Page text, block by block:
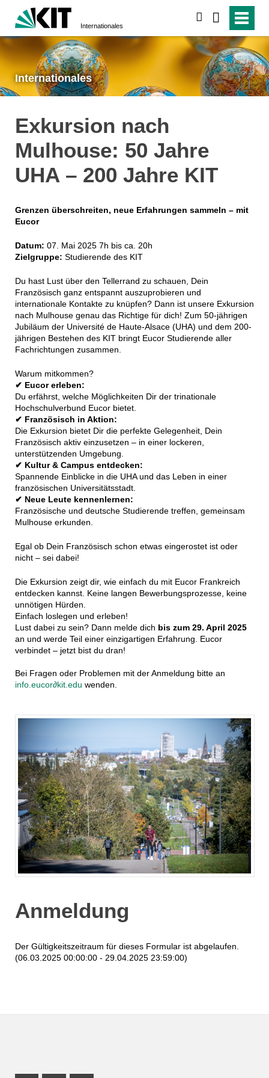
Internationales
Internationales
Exkursion nach
Mulhouse: 50 Jahre
UHA – 200 Jahre KIT
Grenzen überschreiten, neue Erfahrungen sammeln – mit
Eucor
Datum: 07. Mai 2025 7h bis ca. 20h
Zielgruppe: Studierende des KIT
Du hast Lust über den Tellerrand zu schauen, Dein
Französisch ganz entspannt auszuprobieren und
internationale Kontakte zu knüpfen? Dann ist unsere Exkursion
nach Mulhouse genau das Richtige für dich! Zum 50-jährigen
Jubiläum der Université de Haute-Alsace (UHA) und dem 200-
jährigen Bestehen des KIT bringt Eucor Studierende aller
Fachrichtungen zusammen.
Warum mitkommen?
✔ Eucor erleben:
Du erfährst, welche Möglichkeiten Dir der trinationale
Hochschulverbund Eucor bietet.
✔ Französisch in Aktion:
Die Exkursion bietet Dir die perfekte Gelegenheit, Dein
Französisch aktiv einzusetzen – in einer lockeren,
unterstützenden Umgebung.
✔ Kultur & Campus entdecken:
Spannende Einblicke in die UHA und das Leben in einer
französischen Universitätsstadt.
✔ Neue Leute kennenlernen:
Französische und deutsche Studierende treffen, gemeinsam
Mulhouse erkunden.
Egal ob Dein Französisch schon etwas eingerostet ist oder
nicht – sei dabei!
Die Exkursion zeigt dir, wie einfach du mit Eucor Frankreich
entdecken kannst. Keine langen Bewerbungsprozesse, keine
unnötigen Hürden.
Einfach loslegen und erleben!
Lust dabei zu sein? Dann melde dich bis zum 29. April 2025
an und werde Teil einer einzigartigen Erfahrung. Eucor
verbindet – jetzt bist du dran!
Bei Fragen oder Problemen mit der Anmeldung bitte an
info.eucor∂kit.edu wenden.
Anmeldung
Der Gültigkeitszeitraum für dieses Formular ist abgelaufen.
(06.03.2025 00:00:00 - 29.04.2025 23:59:00)